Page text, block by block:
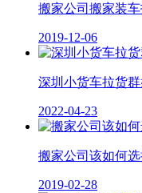
搬家公司搬家装
2019-12-06
深圳小货车拉货
2022-04-23
搬家公司该如何选
2019-02-28